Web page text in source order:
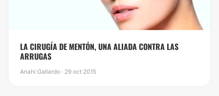
LA CIRUGÍA DE MENTÓN, UNA ALIADA CONTRA LAS
ARRUGAS
Anahí Gallardo · 29 oct 2015